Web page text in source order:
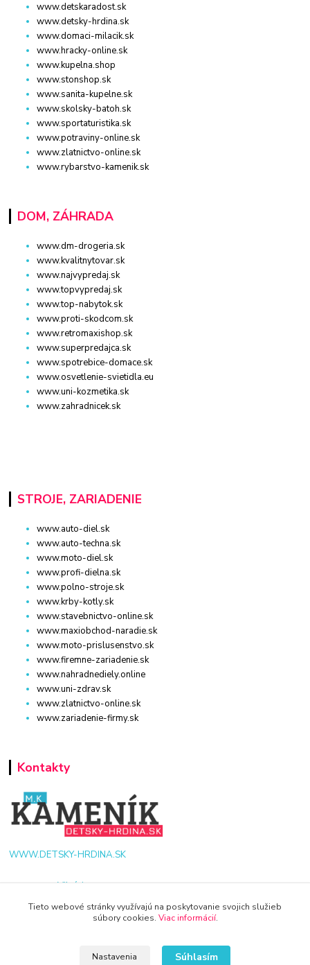
www.detskaradost.sk
www.detsky-hrdina.sk
www.domaci-milacik.sk
www.hracky-online.sk
www.kupelna.shop
www.stonshop.sk
www.sanita-kupelne.sk
www.skolsky-batoh.sk
www.sportaturistika.sk
www.potraviny-online.sk
www.zlatnictvo-online.sk
www.rybarstvo-kamenik.sk
DOM, ZÁHRADA
www.dm-drogeria.sk
www.kvalitnytovar.sk
www.najvypredaj.sk
www.topvypredaj.sk
www.top-nabytok.sk
www.proti-skodcom.sk
www.retromaxishop.sk
www.superpredajca.sk
www.spotrebice-domace.sk
www.osvetlenie-svietidla.eu
www.uni-kozmetika.sk
www.zahradnicek.sk
STROJE, ZARIADENIE
www.auto-diel.sk
www.auto-techna.sk
www.moto-diel.sk
www.profi-dielna.sk
www.polno-stroje.sk
www.krby-kotly.sk
www.stavebnictvo-online.sk
www.maxiobchod-naradie.sk
www.moto-prislusenstvo.sk
www.firemne-zariadenie.sk
www.nahradnediely.online
www.uni-zdrav.sk
www.zlatnictvo-online.sk
www.zariadenie-firmy.sk
Kontakty
WWW.DETSKY-HRDINA.SK
Viktória
+421 940 949 000
Tieto webové stránky využívajú na poskytovanie svojich služieb
súbory cookies. Viac informácií.
Nastavenia Súhlasím